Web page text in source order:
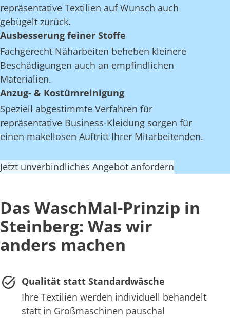
repräsentative Textilien auf Wunsch auch
gebügelt zurück.
Ausbesserung feiner Stoffe
Fachgerecht Näharbeiten beheben kleinere
Beschädigungen auch an empfindlichen
Materialien.
Anzug- & Kostümreinigung
Speziell abgestimmte Verfahren für
repräsentative Business-Kleidung sorgen für
einen makellosen Auftritt Ihrer Mitarbeitenden.
Jetzt unverbindliches Angebot anfordern
Das WaschMal-Prinzip in
Steinberg: Was wir
anders machen
Qualität statt Standardwäsche
Ihre Textilien werden individuell behandelt
statt in Großmaschinen pauschal